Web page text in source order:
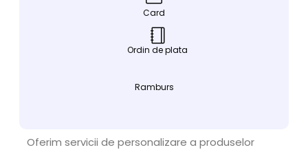
Card
Ordin de plata
Ramburs
Oferim servicii de personalizare a produselor